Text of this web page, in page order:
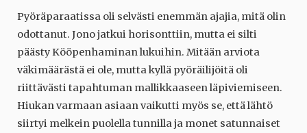
Pyöräparaatissa oli selvästi enemmän ajajia, mitä olin
odottanut. Jono jatkui horisonttiin, mutta ei silti
päästy Kööpenhaminan lukuihin. Mitään arviota
väkimäärästä ei ole, mutta kyllä pyöräilijöitä oli
riittävästi tapahtuman mallikkaaseen läpiviemiseen.
Hiukan varmaan asiaan vaikutti myös se, että lähtö
siirtyi melkein puolella tunnilla ja monet satunnaiset